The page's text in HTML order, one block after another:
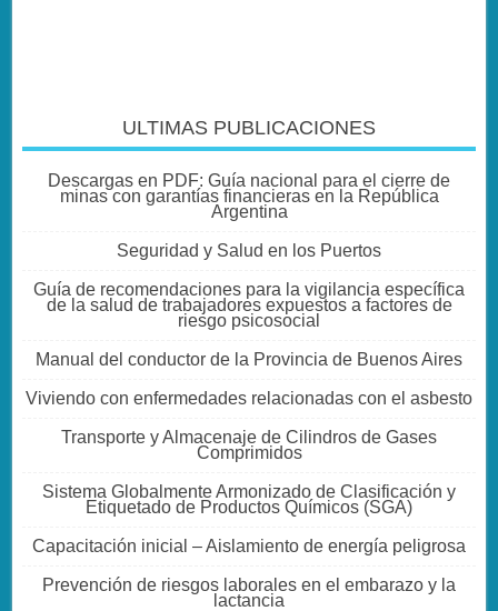
ULTIMAS PUBLICACIONES
Descargas en PDF: Guía nacional para el cierre de
minas con garantías financieras en la República
Argentina
Seguridad y Salud en los Puertos
Guía de recomendaciones para la vigilancia específica
de la salud de trabajadores expuestos a factores de
riesgo psicosocial
Manual del conductor de la Provincia de Buenos Aires
Viviendo con enfermedades relacionadas con el asbesto
Transporte y Almacenaje de Cilindros de Gases
Comprimidos
Sistema Globalmente Armonizado de Clasificación y
Etiquetado de Productos Químicos (SGA)
Capacitación inicial – Aislamiento de energía peligrosa
Prevención de riesgos laborales en el embarazo y la
lactancia